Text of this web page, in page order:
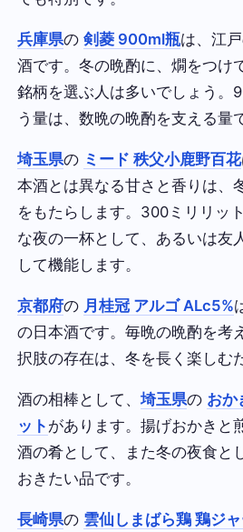
兵庫県の剣菱 900ml瓶は、江
酒です。冬の晩酌に、燗をつけ
銘柄を選ぶ人は多いでしょう。
う量は、数晩の晩酌を支える量
埼玉県の ミード 秩父小鹿野百花
本酒とは異なる甘さと香りは、
をもたらします。300ミリリッ
な夜の一杯として、あるいは友
して機能します。
京都府の 月桂冠 アルゴ ALc5%
の日本酒です。毎晩の晩酌を考
択肢の存在は、冬を長く楽しむ
酒の相棒として、埼玉県の おか
ット があります。揚げおかきと
酒の肴として、また冬の夜食と
おきたい品です。
長崎県の 雲仙しまばら鶏 鶏ジ